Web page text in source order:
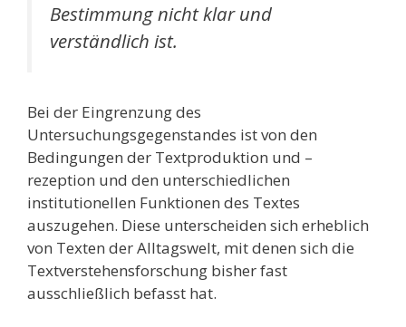
Bestimmung nicht klar und
verständlich ist.
Bei der Eingrenzung des
Untersuchungsgegenstandes ist von den
Bedingungen der Textproduktion und –
rezeption und den unterschiedlichen
institutionellen Funktionen des Textes
auszugehen. Diese unterscheiden sich erheblich
von Texten der Alltagswelt, mit denen sich die
Textverstehensforschung bisher fast
ausschließlich befasst hat.